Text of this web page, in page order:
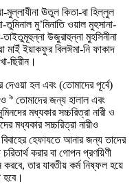
ঊতুল কিতা-বা হিল্লুল
মু’মিনাতি ওয়াল মুহসানা-
উজুরাহুন্না মুহসিনীনা
মাইঁ ইয়াকফুর বিলঈমা-নি ফাকাদ
ছিরীন।
হল এবং (তোমাদের পূর্বে)
৯ তোমাদের জন্য হালাল এবং
মধ্যকার সচ্চরিত্রা নারী ও
মধ্যকার সচ্চরিত্রা নারীও
হেফাযতে আনার জন্য তাদের
করার বা গোপন প্রণয়িণী
তার যাবতীয় কর্ম নিষ্ফল হয়ে
হবে।